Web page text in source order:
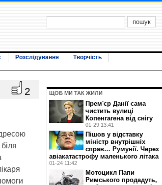
Розслідування
Творчість
2 ЩОБ МИ ТАК ЖИЛИ
Прем'єр Данії сама
чистить вулиці
Копенгагена від снігу
01-29 13:41
Пішов у відставку
міністр внутрішніх
справ… Румунії. Через
авіакатастрофу маленького літака
01-24 11:42
Мотоцикл Папи
Римського продадуть,